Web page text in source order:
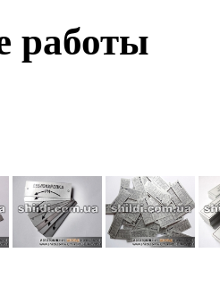
работы